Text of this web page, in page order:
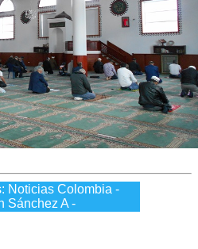
Noticias Colombia -
Sánchez A -